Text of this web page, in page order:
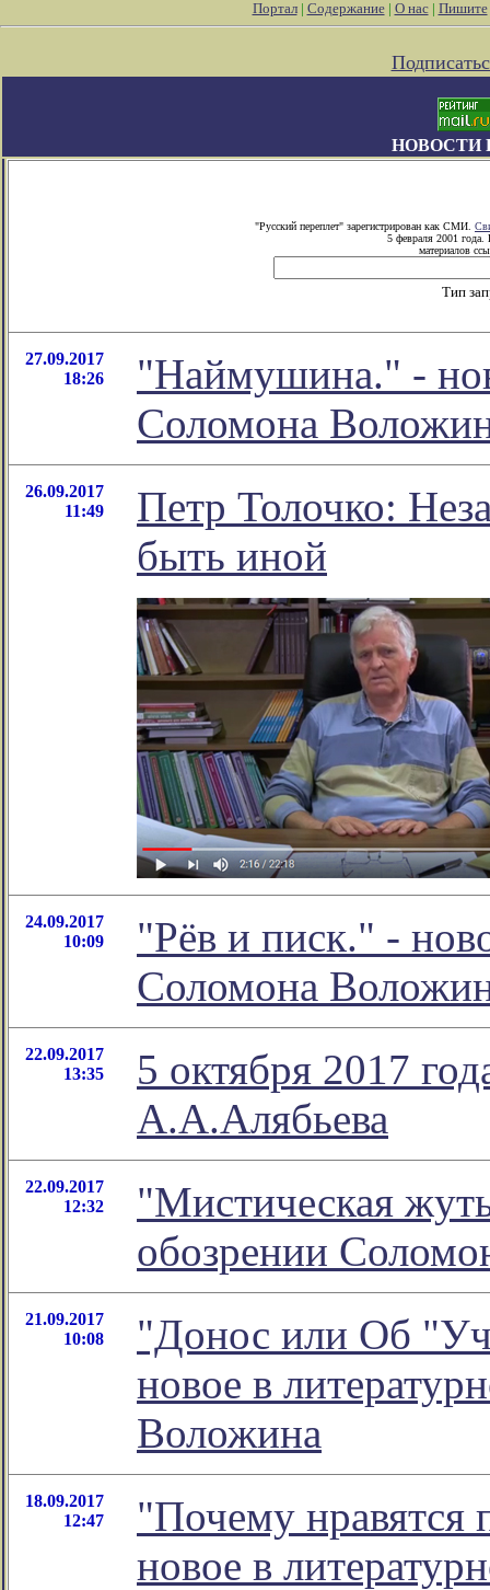
Портал| Содержание| О нас| Пишите
НОВОСТИ
"Русский переплет" зарегистрирован как СМИ.
5 февраля 2001 года.
материалов
Тип
27.09.2017
18:26
"Наймушина." -
Соломона
26.09.2017
11:49
Петр Толочко:
быть иной
24.09.2017
10:09
"Рёв и писк." -
Соломона
22.09.2017
13:35
5 октября 2017
А.А.Алябьева
22.09.2017
12:32
"Мистическая
обозрении
21.09.2017
10:08
"Донос или Об
новое в
Воложина
18.09.2017
12:47
"Почему нравятся
новое в